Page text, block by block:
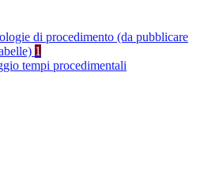
di procedimento (da pubblicare
1
tempi procedimentali